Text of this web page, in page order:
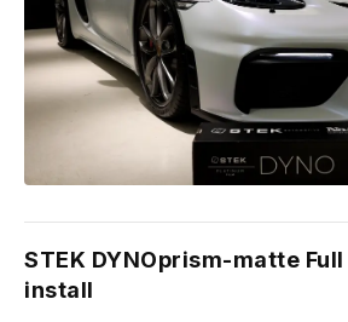
STEK DYNOprism-matte
install